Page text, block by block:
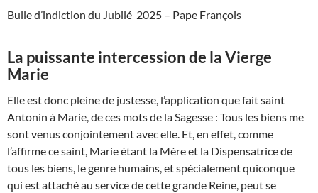
Bulle d’indiction du Jubilé 2025 – Pape François
La puissante intercession de la Vierge
Marie
Elle est donc pleine de justesse, l’application que fait saint
Antonin à Marie, de ces mots de la Sagesse : Tous les biens me
sont venus conjointement avec elle. Et, en effet, comme
l’affirme ce saint, Marie étant la Mère et la Dispensatrice de
tous les biens, le genre humains, et spécialement quiconque
qui est attaché au service de cette grande Reine, peut se